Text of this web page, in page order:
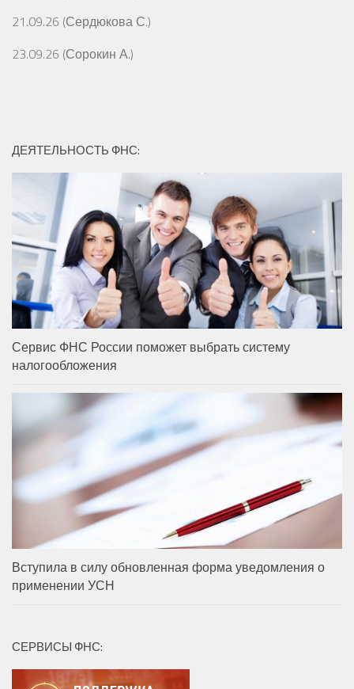
21.09.26 (Сердюкова С.)
23.09.26 (Сорокин А.)
ДЕЯТЕЛЬНОСТЬ ФНС:
Сервис ФНС России поможет выбрать систему
налогообложения
Вступила в силу обновленная форма уведомления о
применении УСН
СЕРВИСЫ ФНС: